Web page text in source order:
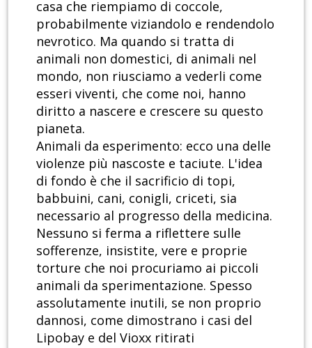
casa che riempiamo di coccole,
probabilmente viziandolo e rendendolo
nevrotico. Ma quando si tratta di
animali non domestici, di animali nel
mondo, non riusciamo a vederli come
esseri viventi, che come noi, hanno
diritto a nascere e crescere su questo
pianeta.
Animali da esperimento: ecco una delle
violenze più nascoste e taciute. L'idea
di fondo è che il sacrificio di topi,
babbuini, cani, conigli, criceti, sia
necessario al progresso della medicina.
Nessuno si ferma a riflettere sulle
sofferenze, insistite, vere e proprie
torture che noi procuriamo ai piccoli
animali da sperimentazione. Spesso
assolutamente inutili, se non proprio
dannosi, come dimostrano i casi del
Lipobay e del Vioxx ritirati